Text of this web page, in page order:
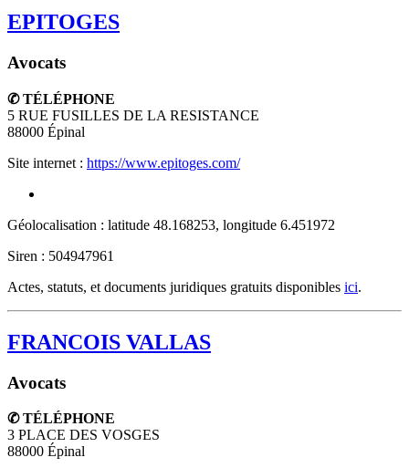
EPITOGES
Avocats
✆ TÉLÉPHONE
5 RUE FUSILLES DE LA RESISTANCE
88000 Épinal
Site internet : https://www.epitoges.com/
Géolocalisation : latitude 48.168253, longitude 6.451972
Siren : 504947961
Actes, statuts, et documents juridiques gratuits disponibles ici.
FRANCOIS VALLAS
Avocats
✆ TÉLÉPHONE
3 PLACE DES VOSGES
88000 Épinal